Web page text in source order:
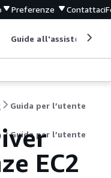
Preferenze Contattaci
Guide all'assistenza
Guida per l’utente
Guida per l’utente
EC2